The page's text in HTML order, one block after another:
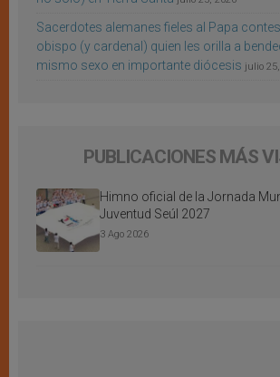
Sacerdotes alemanes fieles al Papa
obispo (y cardenal) quien les orilla a
mismo sexo en importante diócesis julio
PUBLICACIONES MÁS
Himno oficial de la Jornada
Juventud Seúl 2027
3 Ago 2026